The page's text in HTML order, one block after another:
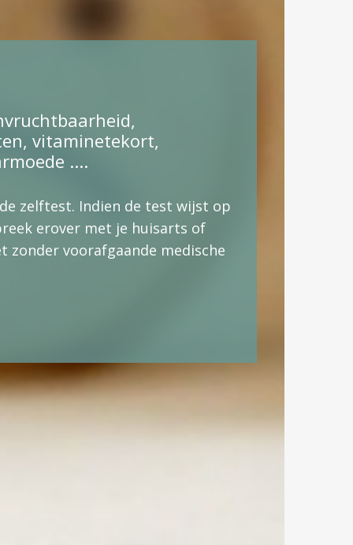
vitaminetekort,
....
zelftest. Indien de test wijst op
erover met je huisarts of
voorafgaande medische